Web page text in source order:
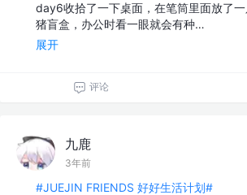
day6收拾了一下桌面，在笔筒里面放了
猪盲盒，办公时看一眼就会有种…
展开
评论
九鹿
3年前
#JUEJIN FRIENDS 好好生活计划#